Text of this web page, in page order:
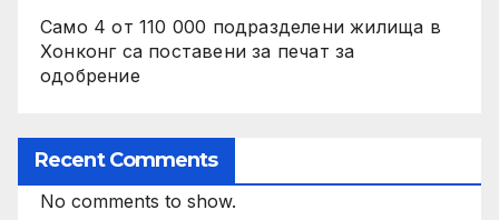
Само 4 от 110 000 подразделени жилища в
Хонконг са поставени за печат за
одобрение
Recent Comments
No comments to show.